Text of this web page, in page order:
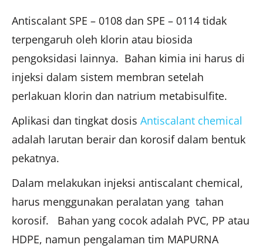
Antiscalant SPE – 0108 dan SPE – 0114 tidak
terpengaruh oleh klorin atau biosida
pengoksidasi lainnya. Bahan kimia ini harus di
injeksi dalam sistem membran setelah
perlakuan klorin dan natrium metabisulfite.
Aplikasi dan tingkat dosis Antiscalant chemical
adalah larutan berair dan korosif dalam bentuk
pekatnya.
Dalam melakukan injeksi antiscalant chemical,
harus menggunakan peralatan yang tahan
korosif. Bahan yang cocok adalah PVC, PP atau
HDPE, namun pengalaman tim MAPURNA